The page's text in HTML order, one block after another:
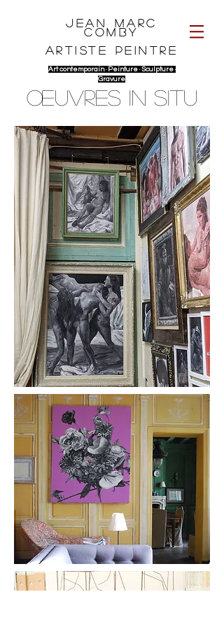
Jean Marc
Comby
Artiste peintre
Art contemporain · Peinture · Sculpture ·
Gravure
ŒUVRES IN SITU